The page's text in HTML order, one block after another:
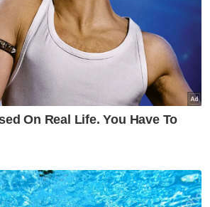
berkaitan, Saarani
peningkatan kos
kesan kepada harga
ini.